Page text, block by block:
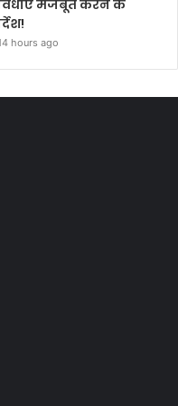
मजबूत करने के
hours ago